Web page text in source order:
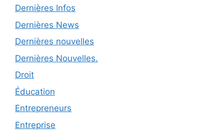
Dernières Infos
Dernières News
Dernières nouvelles
Dernières Nouvelles.
Droit
Éducation
Entrepreneurs
Entreprise